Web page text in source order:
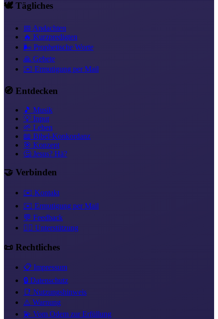
🕊️ Tägliches
📅 Andachten
🔥 Kurzpredigten
🌬️ Prophetische Worte
🙏 Gebete
✉️ Ermutigung per Mail
🧭 Entdecken
🎵 Musik
💡 Input
🌱 Leben
📖 Bibel-Konkordanz
🎯 Konzept
🤔 Jesus? Hä?
🤝 Verbinden
✉️ Kontakt
✉️ Ermutigung per Mail
💬 Feedback
❤️‍🔥 Unterstützung
📜 Rechtliches
📋 Impressum
🔒 Datenschutz
📑 Nutzungshinweis
⚠️ Warnung
💫 Vom Odem zur Erfüllung